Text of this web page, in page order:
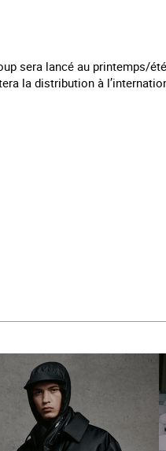
sera lancé au printemps/
la distribution à